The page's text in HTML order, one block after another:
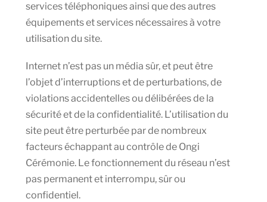
services téléphoniques ainsi que des autres
équipements et services nécessaires à votre
utilisation du site.
Internet n’est pas un média sûr, et peut être
l’objet d’interruptions et de perturbations, de
violations accidentelles ou délibérées de la
sécurité et de la confidentialité. L’utilisation du
site peut être perturbée par de nombreux
facteurs échappant au contrôle de Ongi
Cérémonie. Le fonctionnement du réseau n’est
pas permanent et interrompu, sûr ou
confidentiel.